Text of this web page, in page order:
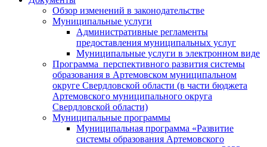
Обзор изменений в законодательстве
Муниципальные услуги
Административные регламенты
предоставления муниципальных услуг
Муниципальные услуги в электронном виде
Программа перспективного развития системы
образования в Артемовском муниципальном
округе Свердловской области (в части бюджета
Артемовского муниципального округа
Свердловской области)
Муниципальные программы
Муниципальная программа «Развитие
системы образования Артемовского